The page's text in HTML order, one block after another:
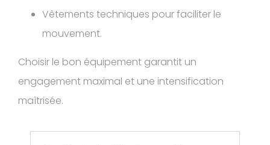
Vêtements techniques pour faciliter le
mouvement.
Choisir le bon équipement garantit un
engagement maximal et une intensification
maîtrisée.